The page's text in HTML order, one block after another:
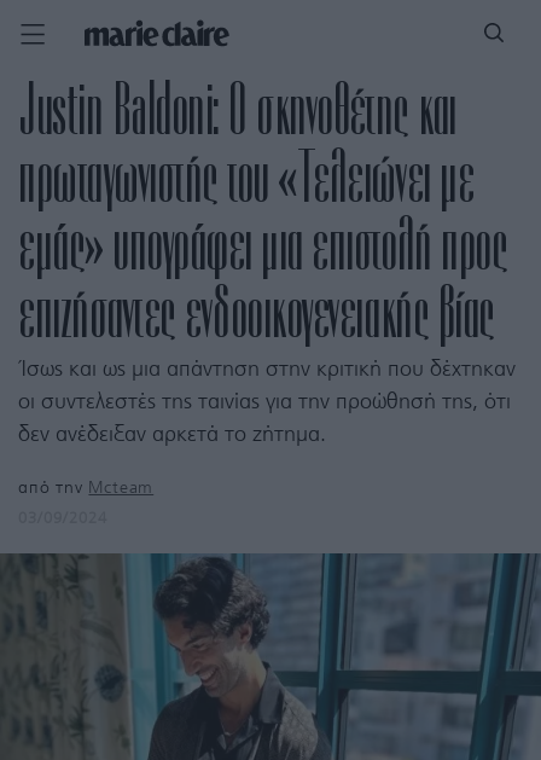
Justin Baldoni: Ο σκηνοθέτης και
πρωταγωνιστής του «Τελειώνει με
εμάς» υπογράφει μια επιστολή προς
επιζήσαντες ενδοοικογενειακής βίας
Ίσως και ως μια απάντηση στην κριτική που δέχτηκαν
οι συντελεστές της ταινίας για την προώθησή της, ότι
δεν ανέδειξαν αρκετά το ζήτημα.
από την Mcteam